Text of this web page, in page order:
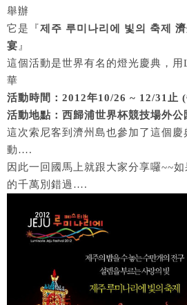
舉辦
它是『제주 루미나리에 빛의 축제
宴 』
這個活動是世界有名的燈光慶典，
華
活動時間：2012年10/26 ~ 12/31止
活動地點：西歸浦世界杯競技場外公
這次索尼客到濟州島也參加了這個
動….
因此一回國馬上就跟大家分享囉~~
的千萬別錯過….